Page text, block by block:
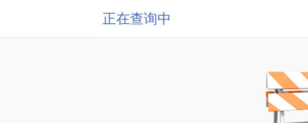
正在查询中